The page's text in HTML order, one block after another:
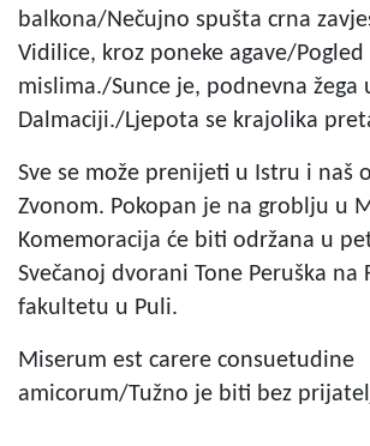
balkona/Nečujno spušta crna
Vidilice, kroz poneke agave/
mislima./Sunce je, podnevna žega
Dalmaciji./Ljepota se krajolika
Sve se može prenijeti u Istru i naš
Zvonom. Pokopan je na groblju u
Komemoracija će biti održana u
Svečanoj dvorani Tone Peruška na
fakultetu u Puli.
Miserum est carere consuetudine
amicorum/Tužno je biti bez